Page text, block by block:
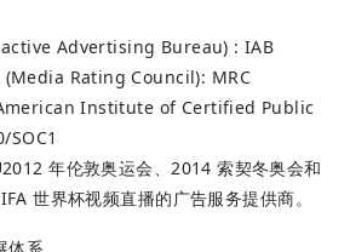
Advertising Bureau) : IAB
(Media Rating Council): MRC
Institute of Certified Public
SOC1
年伦敦奥运会、2014 索契冬奥会和
世界杯视频直播的广告服务提供商。